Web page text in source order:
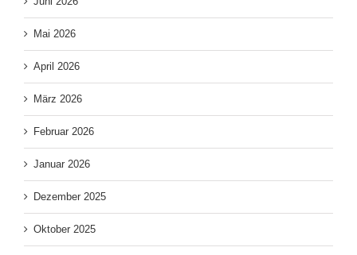
Mai 2026
April 2026
März 2026
Februar 2026
Januar 2026
Dezember 2025
Oktober 2025